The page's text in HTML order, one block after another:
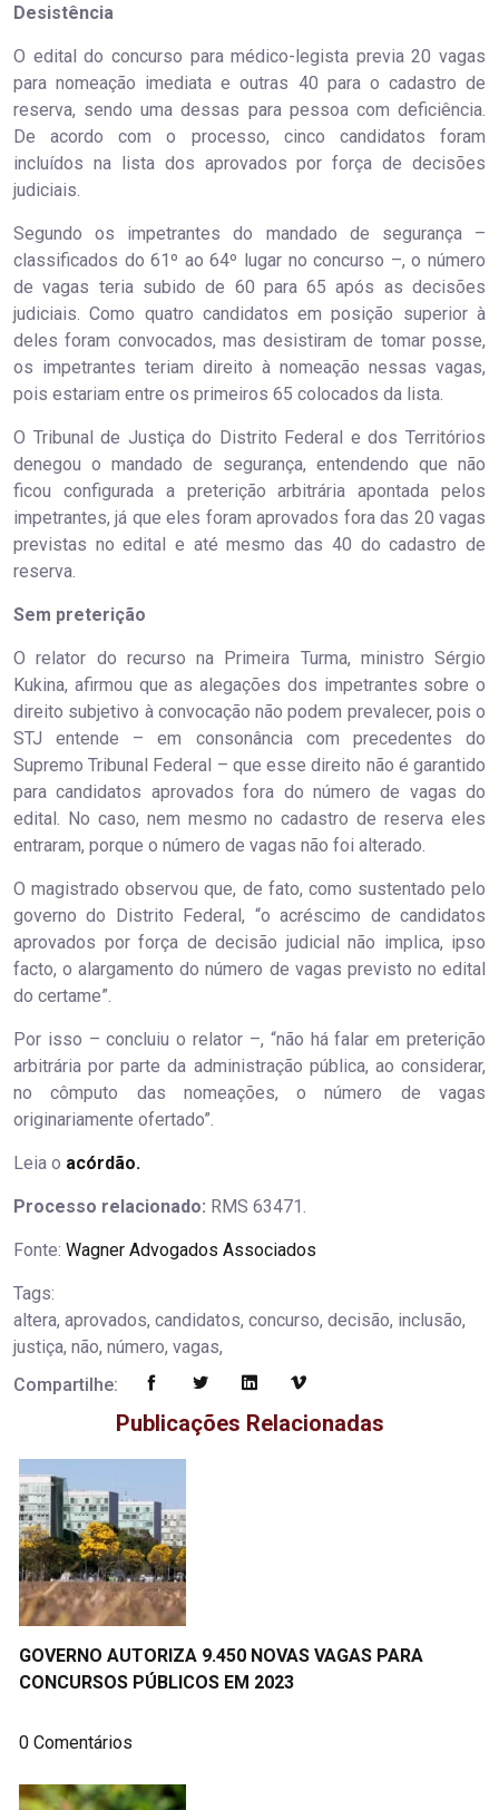
Desistência
O edital do concurso para médico-legista previa 20 vagas
para nomeação imediata e outras 40 para o cadastro de
reserva, sendo uma dessas para pessoa com deficiência.
De acordo com o processo, cinco candidatos foram
incluídos na lista dos aprovados por força de decisões
judiciais.
Segundo os impetrantes do mandado de segurança –
classificados do 61º ao 64º lugar no concurso –, o número
de vagas teria subido de 60 para 65 após as decisões
judiciais. Como quatro candidatos em posição superior à
deles foram convocados, mas desistiram de tomar posse,
os impetrantes teriam direito à nomeação nessas vagas,
pois estariam entre os primeiros 65 colocados da lista.
O Tribunal de Justiça do Distrito Federal e dos Territórios
denegou o mandado de segurança, entendendo que não
ficou configurada a preterição arbitrária apontada pelos
impetrantes, já que eles foram aprovados fora das 20 vagas
previstas no edital e até mesmo das 40 do cadastro de
reserva.
Sem preterição
O relator do recurso na Primeira Turma, ministro Sérgio
Kukina, afirmou que as alegações dos impetrantes sobre o
direito subjetivo à convocação não podem prevalecer, pois o
STJ entende – em consonância com precedentes do
Supremo Tribunal Federal – que esse direito não é garantido
para candidatos aprovados fora do número de vagas do
edital. No caso, nem mesmo no cadastro de reserva eles
entraram, porque o número de vagas não foi alterado.
O magistrado observou que, de fato, como sustentado pelo
governo do Distrito Federal, “o acréscimo de candidatos
aprovados por força de decisão judicial não implica, ipso
facto, o alargamento do número de vagas previsto no edital
do certame”.
Por isso – concluiu o relator –, “não há falar em preterição
arbitrária por parte da administração pública, ao considerar,
no cômputo das nomeações, o número de vagas
originariamente ofertado”.
Leia o acórdão.​
Processo relacionado: RMS 63471.
Fonte: Wagner Advogados Associados
Tags:
altera, aprovados, candidatos, concurso, decisão, inclusão,
justiça, não, número, vagas,
Compartilhe:
Publicações Relacionadas
GOVERNO AUTORIZA 9.450 NOVAS VAGAS PARA
CONCURSOS PÚBLICOS EM 2023
0 Comentários